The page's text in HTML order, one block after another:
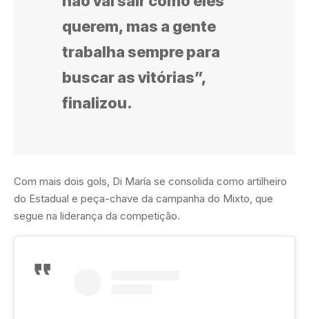
querem, mas a gente
trabalha sempre para
buscar as vitórias”,
finalizou.
Com mais dois gols, Di María se consolida como artilheiro
do Estadual e peça-chave da campanha do Mixto, que
segue na liderança da competição.